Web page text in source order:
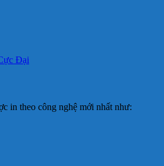
in theo công nghệ mới nhất như: